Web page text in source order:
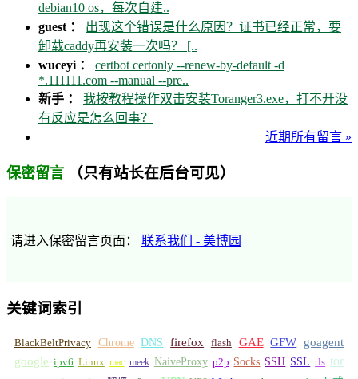
debian10 os，每次自建..
guest ： 出现这个错误是什么原因？证书已经正常，要
卸载caddy再安装一次吗？ [..
wuceyi ： certbot certonly --renew-by-default -d
*.111111.com --manual --pre..
新手 ： 我按教程操作双击安装Toranger3.exe，打不开没
有反应是怎么回事？
近期所有留言 »
保密留言 （只有站长在后台可见）
请进入保密留言页面： 联系我们 - 美博园
关键词索引
BlackBeltPrivacy Chrome DNS firefox flash GAE GFW
goagent
google ipv6 Linux mac meek NaiveProxy p2p Socks SSH SSL tls tor